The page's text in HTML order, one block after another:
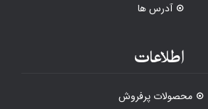
آدرس ها
اطلاعات
محصولات پرفروش